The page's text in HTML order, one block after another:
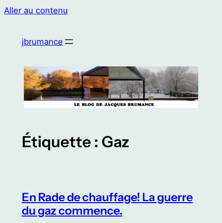
Aller au contenu
jbrumance
Étiquette : Gaz
En Rade de chauffage! La guerre
du gaz commence.